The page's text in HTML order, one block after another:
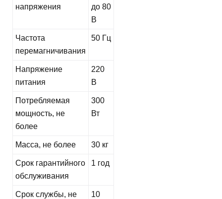
напряжения
до 80
В
Частота
перемагничивания
50 Гц
Напряжение
питания
220
В
Потребляемая
мощность, не
более
300
Вт
Масса, не более 30 кг
Срок гарантийного
обслуживания
1 год
Срок службы, не
10